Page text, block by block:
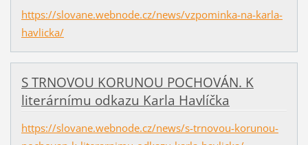
https://slovane.webnode.cz/news/vzpominka-na-karla-
havlicka/
S TRNOVOU KORUNOU POCHOVÁN. K
literárnímu odkazu Karla Havlíčka
https://slovane.webnode.cz/news/s-trnovou-korunou-